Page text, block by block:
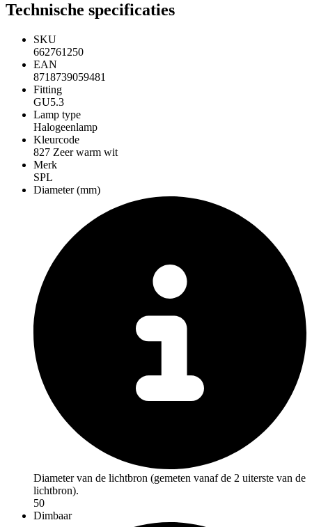
Technische specificaties
SKU
662761250
EAN
8718739059481
Fitting
GU5.3
Lamp type
Halogeenlamp
Kleurcode
827 Zeer warm wit
Merk
SPL
Diameter (mm)
Diameter van de lichtbron (gemeten vanaf de 2 uiterste van de
lichtbron).
50
Dimbaar